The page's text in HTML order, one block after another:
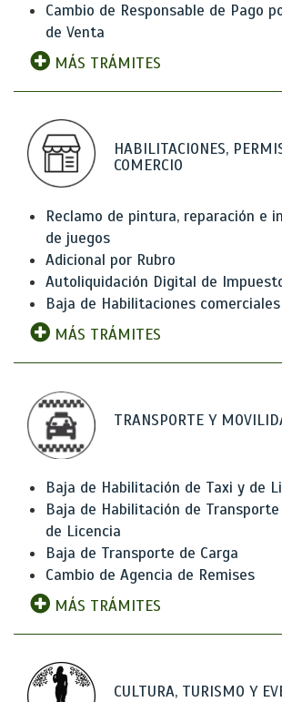
Cambio de Responsable de Pago
de Venta
MÁS TRÁMITES
HABILITACIONES,
COMERCIO
Reclamo de pintura, reparación e
de juegos
Adicional por Rubro
Autoliquidación Digital de
Baja de Habilitaciones comerciales
MÁS TRÁMITES
TRANSPORTE Y
Baja de Habilitación de Taxi y de
Baja de Habilitación de
de Licencia
Baja de Transporte de Carga
Cambio de Agencia de Remises
MÁS TRÁMITES
CULTURA, TURISMO Y